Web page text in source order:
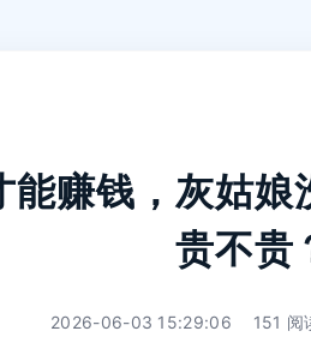
能赚钱，灰姑
贵不贵
2026-06-03 15:29:06 151 阅